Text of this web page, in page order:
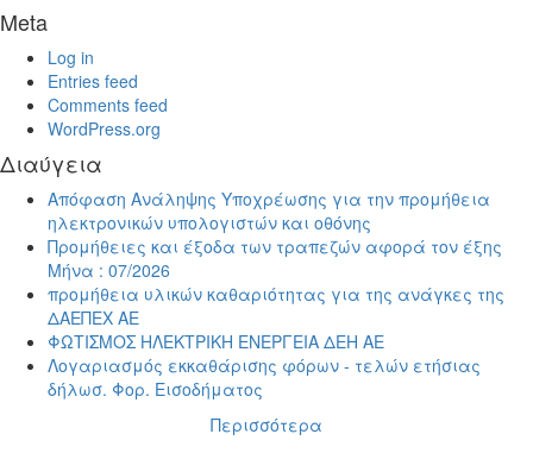
Meta
Log in
Entries feed
Comments feed
WordPress.org
Διαύγεια
Απόφαση Ανάληψης Υποχρέωσης για την προμήθεια
ηλεκτρονικών υπολογιστών και οθόνης
Προμήθειες και έξοδα των τραπεζών αφορά τον έξης
Μήνα : 07/2026
προμήθεια υλικών καθαριότητας για της ανάγκες της
ΔΑΕΠΕΧ ΑΕ
ΦΩΤΙΣΜΟΣ ΗΛΕΚΤΡΙΚΗ ΕΝΕΡΓΕΙΑ ΔΕΗ ΑΕ
Λογαριασμός εκκαθάρισης φόρων - τελών ετήσιας
δήλωσ. Φορ. Εισοδήματος
Περισσότερα